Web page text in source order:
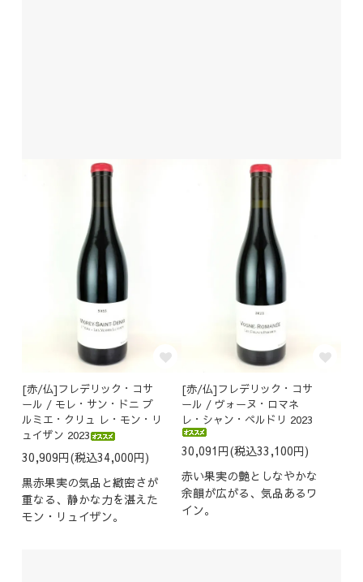
[赤/仏]フレデリック・コサ
ール / モレ・サン・ドニ プ
ルミエ・クリュ レ・モン・リ
ュイザン 2023
30,909円(税込34,000円)
黒赤果実の気品と緻密さが
重なる、静かな力を湛えた
モン・リュイザン。
[赤/仏]フレデリック・コサ
ール / ヴォーヌ・ロマネ
レ・シャン・ペルドリ 2023
30,091円(税込33,100円)
赤い果実の艶としなやかな
余韻が広がる、気品あるワ
イン。